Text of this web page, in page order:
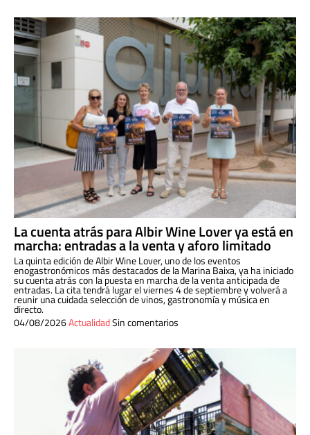
La cuenta atrás para Albir Wine Lover ya está en
marcha: entradas a la venta y aforo limitado
La quinta edición de Albir Wine Lover, uno de los eventos
enogastronómicos más destacados de la Marina Baixa, ya ha iniciado
su cuenta atrás con la puesta en marcha de la venta anticipada de
entradas. La cita tendrá lugar el viernes 4 de septiembre y volverá a
reunir una cuidada selección de vinos, gastronomía y música en
directo.
04/08/2026ActualidadSin comentarios